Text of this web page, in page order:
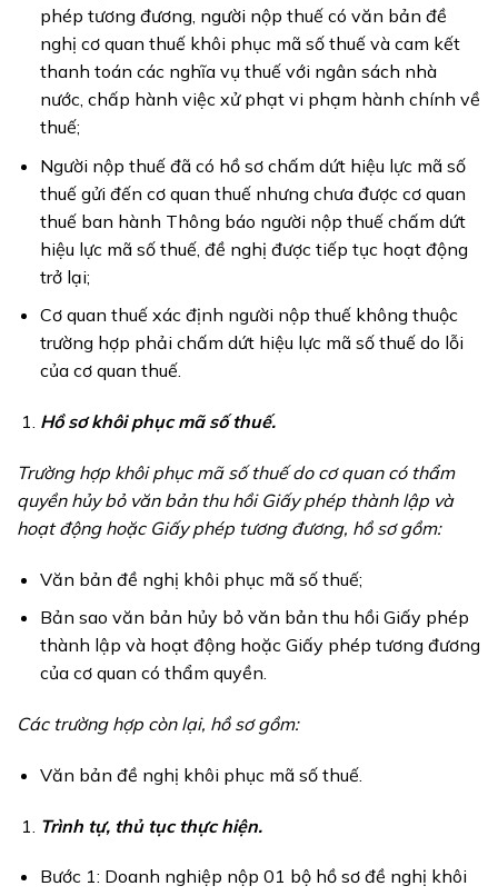
phép tương đương, người nộp thuế có văn bản đề
nghị cơ quan thuế khôi phục mã số thuế và cam kết
thanh toán các nghĩa vụ thuế với ngân sách nhà
nước, chấp hành việc xử phạt vi phạm hành chính về
thuế;
Người nộp thuế đã có hồ sơ chấm dứt hiệu lực mã số
thuế gửi đến cơ quan thuế nhưng chưa được cơ quan
thuế ban hành Thông báo người nộp thuế chấm dứt
hiệu lực mã số thuế, đề nghị được tiếp tục hoạt động
trở lại;
Cơ quan thuế xác định người nộp thuế không thuộc
trường hợp phải chấm dứt hiệu lực mã số thuế do lỗi
của cơ quan thuế.
Hồ sơ khôi phục mã số thuế.
Trường hợp khôi phục mã số thuế do cơ quan có thẩm
quyền hủy bỏ văn bản thu hồi Giấy phép thành lập và
hoạt động hoặc Giấy phép tương đương, hồ sơ gồm:
Văn bản đề nghị khôi phục mã số thuế;
Bản sao văn bản hủy bỏ văn bản thu hồi Giấy phép
thành lập và hoạt động hoặc Giấy phép tương đương
của cơ quan có thẩm quyền.
Các trường hợp còn lại, hồ sơ gồm:
Văn bản đề nghị khôi phục mã số thuế.
Trình tự, thủ tục thực hiện.
Bước 1: Doanh nghiệp nộp 01 bộ hồ sơ đề nghị khôi